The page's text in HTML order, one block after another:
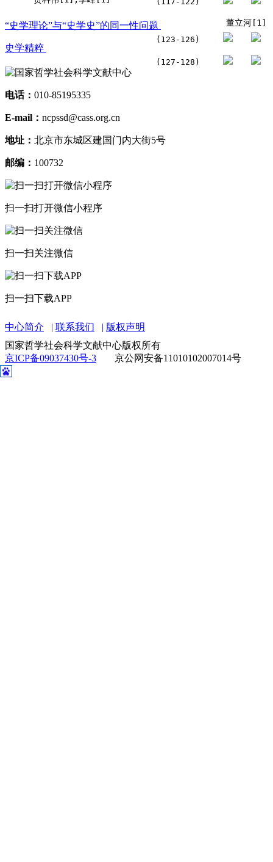
“史学理论”与“史学史”的同一性问题 董立河[1]
(123-126)
史学精粹
(127-128)
电话： 010-85195335
E-mail： ncpssd@cass.org.cn
地址： 北京市东城区建国门内大街5号
邮编： 100732
扫一扫打开微信小程序
扫一扫关注微信
扫一扫下载APP
中心简介 联系我们
版权声明
国家哲学社会科学文献中心版权所有
京ICP备09037430号-3
京公网安备11010102007014号